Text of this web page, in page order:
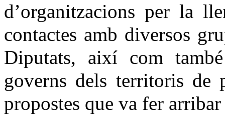
d’organitzacions per la
contactes amb diversos
Diputats, així com
governs dels territoris de
propostes que va fer